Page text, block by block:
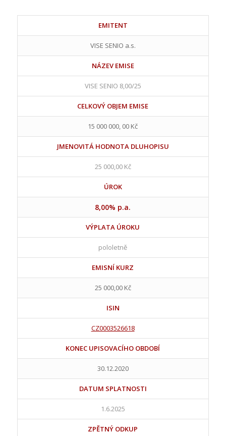
EMITENT
VISE SENIO a.s.
NÁZEV EMISE
VISE SENIO 8,00/25
CELKOVÝ OBJEM EMISE
15 000 000, 00 Kč
JMENOVITÁ HODNOTA DLUHOPISU
25 000,00 Kč
ÚROK
8,00% p.a.
VÝPLATA ÚROKU
pololetně
EMISNÍ KURZ
25 000,00 Kč
ISIN
CZ0003526618
KONEC UPISOVACÍHO OBDOBÍ
30.12.2020
DATUM SPLATNOSTI
1.6.2025
ZPĚTNÝ ODKUP